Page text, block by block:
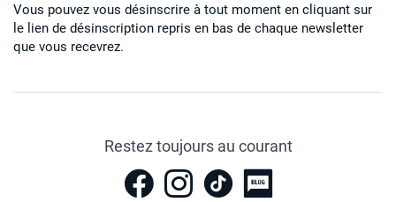
Vous pouvez vous désinscrire à tout moment en cliquant sur
le lien de désinscription repris en bas de chaque newsletter
que vous recevrez.
Restez toujours au courant